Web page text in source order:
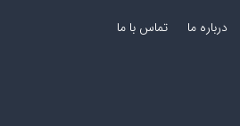
درباره ما تماس با ما